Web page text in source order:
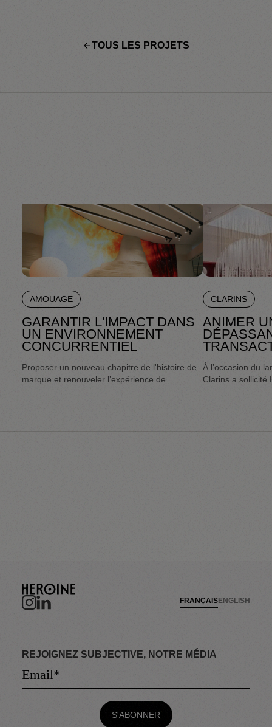
TOUS LES PROJETS
AMOUAGE
GARANTIR L'IMPACT DANS
UN ENVIRONNEMENT
CONCURRENTIEL
Proposer un nouveau chapitre de l'histoire de
marque et renouveler l’expérience de
CLARINS
ANIMER
À l’occasion du
Clarins a sollicité
FRANÇAISENGLISH
REJOIGNEZ SUBJECTIVE, NOTRE MÉDIA